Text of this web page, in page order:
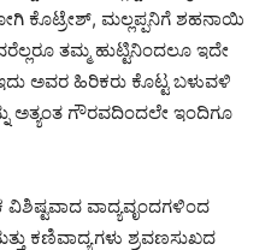
ಕೊಟ್ರೇಶ್, ಮಲ್ಲಪ್ಪನಿಗೆ ಶಹನಾಯಿ
ತಮ್ಮ ಹುಟ್ಟಿನಿಂದಲೂ ಇದೇ
ಅವರ ಹಿರಿಕರು ಕೊಟ್ಟ ಬಳುವಳಿ
ಅತ್ಯಂತ ಗೌರವದಿಂದಲೇ ಇಂದಿಗೂ
ವಾದ್ಯವೃಂದಗಳಿಂದ
ಕಣಿವಾದ್ಯಗಳು ಶ್ರವಣಸುಖದ